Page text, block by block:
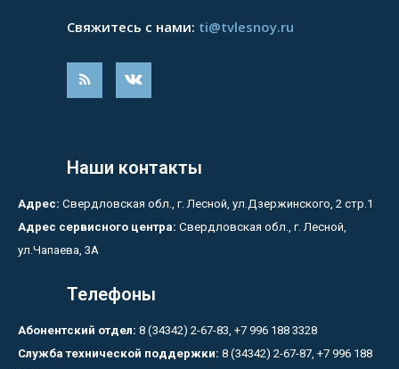
Свяжитесь с нами: ti@tvlesnoy.ru
Наши контакты
Адрес: Свердловская обл., г. Лесной, ул.Дзержинского, 2 стр.1
Адрес сервисного центра: Свердловская обл., г. Лесной,
ул.Чапаева, 3А
Телефоны
Абонентский отдел: 8 (34342) 2-67-83, +7 996 188 3328
Служба технической поддержки: 8 (34342) 2-67-87, +7 996 188